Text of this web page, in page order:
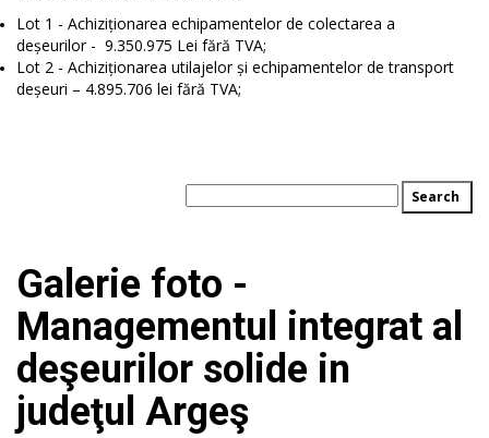
Lot 1 - Achiziționarea echipamentelor de colectarea a
deșeurilor - 9.350.975 Lei fără TVA;
Lot 2 - Achiziționarea utilajelor și echipamentelor de transport
deșeuri – 4.895.706 lei fără TVA;
Galerie foto -
Managementul integrat al
deşeurilor solide in
judeţul Argeş